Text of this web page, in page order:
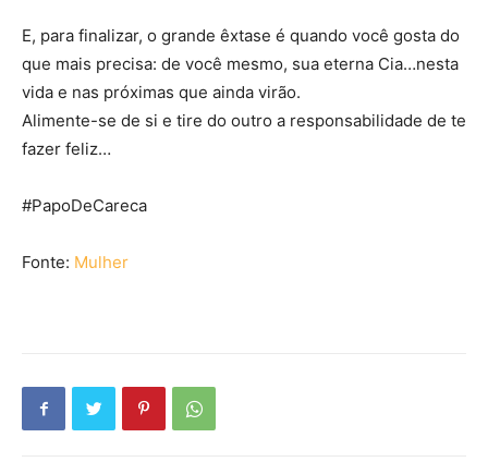
E, para finalizar, o grande êxtase é quando você gosta do
que mais precisa: de você mesmo, sua eterna Cia…nesta
vida e nas próximas que ainda virão.
Alimente-se de si e tire do outro a responsabilidade de te
fazer feliz…
#PapoDeCareca
Fonte: Mulher